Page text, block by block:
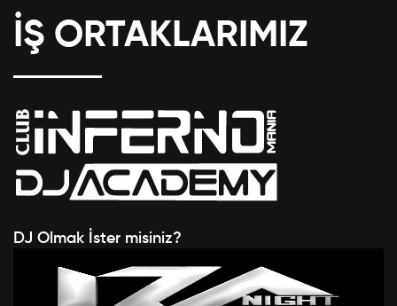
İŞ ORTAKLARIMIZ
DJ Olmak İster misiniz?